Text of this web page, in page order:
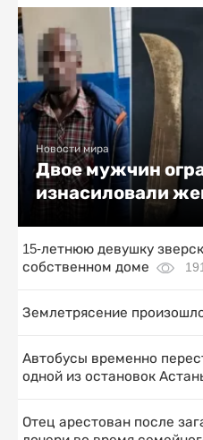
Новости мира
Двое мужчин
изнасиловали
15-летнюю девушку
собственном доме
Землетрясение
Автобусы временно
одной из остановок
Отец арестован после